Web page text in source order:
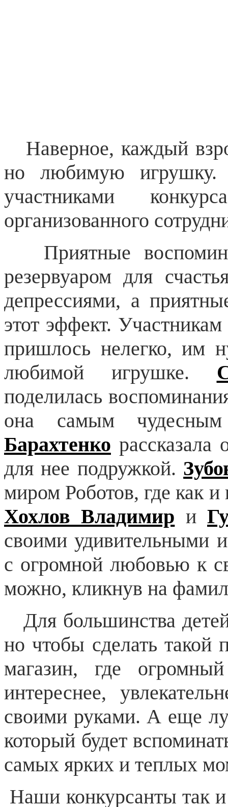
Наверное, каждый
но любимую
участниками
организованного
Приятные
резервуаром для
депрессиями, а
этот эффект.
пришлось нелегко, им
любимой игрушке.
поделилась
она самым
Барахтенко
для нее подружкой.
миром Роботов, где как
Хохлов Владимир и
своими удивительными
с огромной любовью к
можно, кликнув на
Для большинства
но чтобы сделать такой
магазин, где
интереснее,
своими руками. А еще
который будет
самых ярких и теплых
Наши конкурсанты так